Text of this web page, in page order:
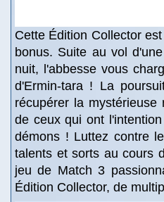
Cette Édition Collector
bonus. Suite au vol
nuit, l'abbesse vous
d'Ermin-tara ! La
récupérer la
de ceux qui ont
démons ! Luttez contre
talents et sorts au cours
jeu de Match 3
Édition Collector, de